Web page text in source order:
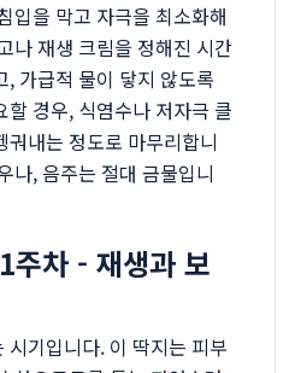
입을 막고 자극을 최소화해
나 재생 크림을 정해진 시간
, 가급적 물이 닿지 않도록
할 경우, 식염수나 저자극 클
내는 정도로 마무리합니
나, 음주는 절대 금물입니
주차 - 재생과 보
시기입니다. 이 딱지는 피부